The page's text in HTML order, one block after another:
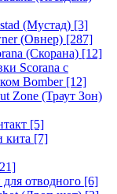
(Мустад) [3]
(Овнер) [287]
(Скорана) [12]
Scorana с
Bomber[12]
Zone (Траут Зон)
[5]
кита [7]
отводного [6]